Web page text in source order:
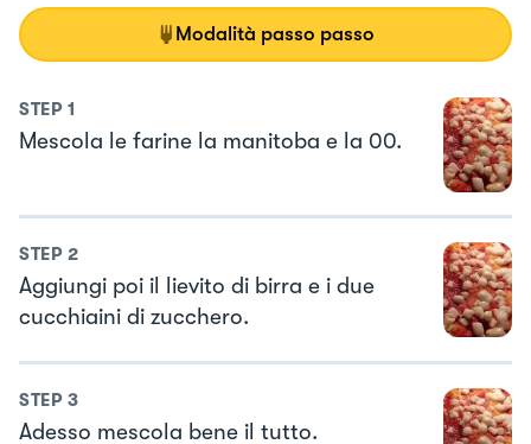
Modalità passo passo
STEP 1
Mescola le farine la manitoba e la 00.
STEP 2
Aggiungi poi il lievito di birra e i due
cucchiaini di zucchero.
STEP 3
Adesso mescola bene il tutto.